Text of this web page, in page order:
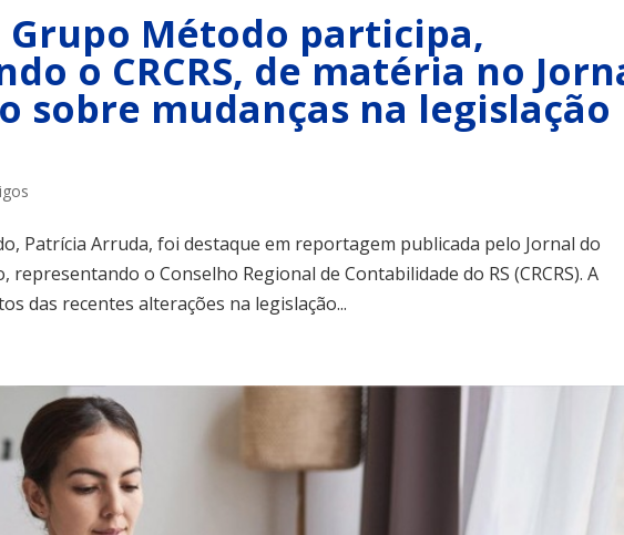
Método participa,
o CRCRS, de matéria no
sobre mudanças na legislação
Patrícia Arruda, foi destaque em reportagem publicada pelo Jornal do
representando o Conselho Regional de Contabilidade do RS (CRCRS). A
das recentes alterações na legislação...